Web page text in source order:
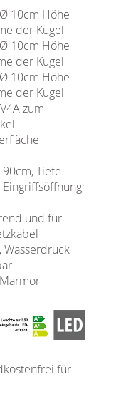
10cm Höhe
der Kugel
10cm Höhe
der Kugel
10cm Höhe
der Kugel
zum
Tiefe
und für
Wasserdruck
für